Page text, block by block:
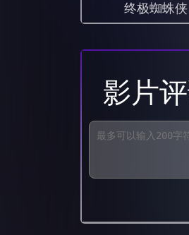
终极蜘蛛侠
影片